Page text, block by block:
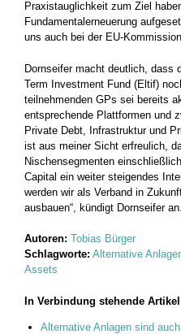
Praxistauglichkeit zum Ziel
Fundamentalerneuerung
uns auch bei der EU-
Dornseifer macht deutlich, dass
Term Investment Fund (Eltif)
teilnehmenden GPs sei bereits
entsprechende Plattformen und
Private Debt, Infrastruktur und
ist aus meiner Sicht erfreulich,
Nischensegmenten
Capital ein weiter steigendes
werden wir als Verband in
ausbauen“, kündigt Dornseifer an.
Autoren: Tobias Bürger
Schlagworte: Alternative
Assets
In Verbindung stehende
Alternative Anlagen sind